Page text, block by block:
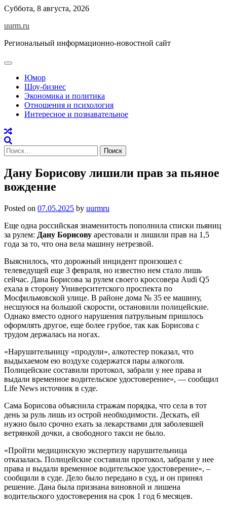
Skip
content
Суббота, 8 августа, 2026
uurm.ru
Региональный информационно-новостной сайт
Юмор
Шоу-бизнес
Экономика и политика
Отношения и психология
Интересное и познавательное
Найти:
Дану Борисову лишили прав за пьяное
вождение
Posted on 07.05.2025 by uurmru
Еще одна российская знаменитость пополнила списки пьяниц
за рулем: Дану Борисову арестовали и лишили прав на 1,5
года за то, что она вела машину нетрезвой.
Выяснилось, что дорожный инцидент произошел с
телеведущей еще 3 февраля, но известно нем стало лишь
сейчас. Дана Борисова за рулем своего кроссовера Audi Q5
ехала в сторону Университетского проспекта по
Мосфильмовской улице. В районе дома № 35 ее машину,
несшуюся на большой скорости, остановили полицейские.
Однако вместо одного нарушения патрульным пришлось
оформлять другое, еще более грубое, так как Борисова с
трудом держалась на ногах.
«Нарушительницу «продули», алкотестер показал, что
выдыхаемом ею воздухе содержатся пары алкоголя.
Полицейские составили протокол, забрали у нее права и
выдали временное водительское удостоверение», — сообщил
Life News источник в суде.
Сама Борисова объяснила стражам порядка, что села в тот
день за руль лишь из острой необходимости. Дескать, ей
нужно было срочно ехать за лекарствами для заболевшей
ветрянкой дочки, а свободного такси не было.
«Пройти медицинскую экспертизу нарушительница
отказалась. Полицейские составили протокол, забрали у нее
права и выдали временное водительское удостоверение», –
сообщили в суде. Дело было передано в суд, и он принял
решение. Дана была признана виновной и лишена
водительского удостоверения на срок 1 год 6 месяцев.